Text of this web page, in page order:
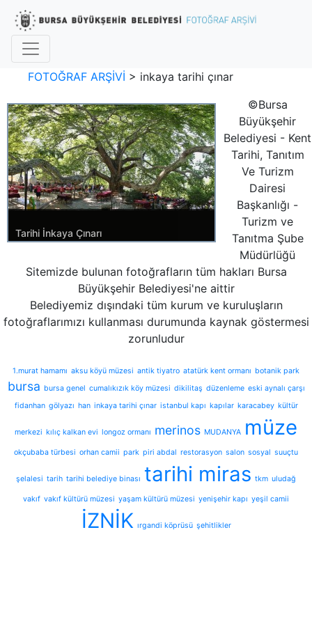
FOTOĞRAF ARŞİVİ > inkaya tarihi çınar
Tarihi İnkaya Çınarı
Kategori:
BURSA GENEL OSMANGAZİ
©Bursa
Büyükşehir
Belediyesi - Kent
Tarihi, Tanıtım
Ve Turizm
Dairesi
Başkanlığı -
Turizm ve
Tanıtma Şube
Müdürlüğü
Sitemizde bulunan fotoğrafların tüm hakları Bursa
Büyükşehir Belediyesi'ne aittir
Belediyemiz dışındaki tüm kurum ve kuruluşların
fotoğraflarımızı kullanması durumunda kaynak göstermesi
zorunludur
1.murat hamamı aksu köyü müzesi antik tiyatro atatürk kent ormanı botanik park
bursa bursa genel cumalıkızık köy müzesi dikilitaş düzenleme eski aynalı çarşı
fidanhan gölyazı han inkaya tarihi çınar istanbul kapı kapılar karacabey kültür
merkezi kılıç kalkan evi longoz ormanı merinos MUDANYA müze
okçubaba türbesi orhan camii park piri abdal restorasyon salon sosyal suuçtu
şelalesi tarih tarihi belediye binası tarihi miras tkm uludağ
vakıf vakıf kültürü müzesi yaşam kültürü müzesi yenişehir kapı yeşil camii
İZNİK ırgandi köprüsü şehitlikler